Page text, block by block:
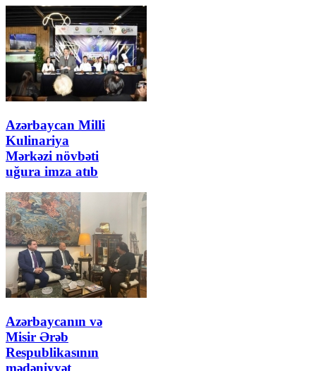
Azərbaycan Milli
Kulinariya
Mərkəzi növbəti
uğura imza atıb
Azərbaycanın və
Misir Ərəb
Respublikasının
mədəniyyət